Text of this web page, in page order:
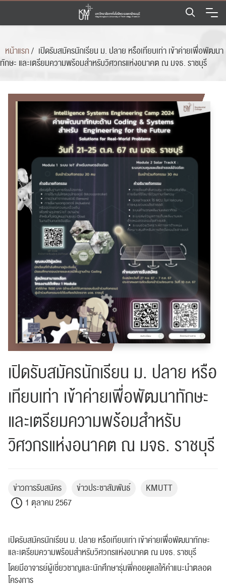
Skip
content
หน้าแรก/ เปิดรับสมัครนักเรียน ม. ปลาย หรือเทียบเท่า เข้าค่ายเพื่อพัฒนา
ทักษะ และเตรียมความพร้อมสำหรับวิศวกรแห่งอนาคต ณ มจธ. ราชบุรี
เปิดรับสมัครนักเรียน ม. ปลาย หรือ
เทียบเท่า เข้าค่ายเพื่อพัฒนาทักษะ
และเตรียมความพร้อมสำหรับ
วิศวกรแห่งอนาคต ณ มจธ. ราชบุรี
ข่าวการรับสมัคร ข่าวประชาสัมพันธ์
KMUTT
1 ตุลาคม 2567
เปิดรับสมัครนักเรียน ม. ปลาย หรือเทียบเท่า เข้าค่ายเพื่อพัฒนาทักษะ
และเตรียมความพร้อมสำหรับวิศวกรแห่งอนาคต ณ มจธ. ราชบุรี
โดยมีอาจารย์ผู้เชี่ยวชาญและนักศึกษารุ่นพี่คอยดูแลให้คำแนะนำตลอด
โครงการ